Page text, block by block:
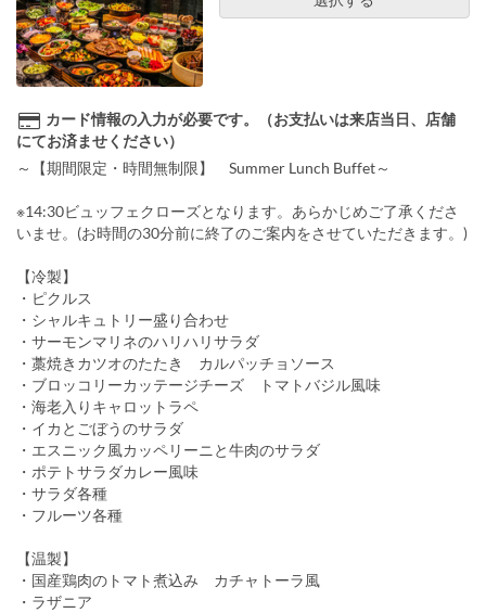
カード情報の入力が必要です。（お支払いは来店当日、店舗
にてお済ませください）
～【期間限定・時間無制限】 Summer Lunch Buffet～
※14:30ビュッフェクローズとなります。あらかじめご了承くださ
いませ。(お時間の30分前に終了のご案内をさせていただきます。)
【冷製】
・ピクルス
・シャルキュトリー盛り合わせ
・サーモンマリネのハリハリサラダ
・藁焼きカツオのたたき カルパッチョソース
・ブロッコリーカッテージチーズ トマトバジル風味
・海老入りキャロットラペ
・イカとごぼうのサラダ
・エスニック風カッペリーニと牛肉のサラダ
・ポテトサラダカレー風味
・サラダ各種
・フルーツ各種
【温製】
・国産鶏肉のトマト煮込み カチャトーラ風
・ラザニア